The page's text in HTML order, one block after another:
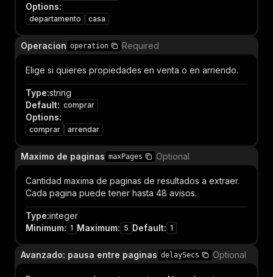
Options:
departamento casa
Operacion operation Required
Elige si quieres propiedades en venta o en arriendo.
Type:string
Default: comprar
Options:
comprar arrendar
Maximo de paginas maxPages Optional
Cantidad maxima de paginas de resultados a extraer.
Cada pagina puede tener hasta 48 avisos.
Type:integer
Minimum: 1 Maximum: 5 Default: 1
Avanzado: pausa entre paginas delaySecs Optional